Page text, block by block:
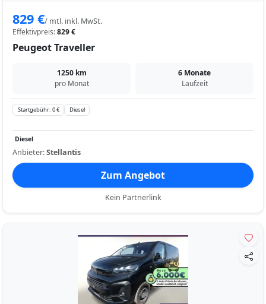
829 €/ mtl. inkl. MwSt.
Effektivpreis:829 €
Peugeot Traveller
1250 km
pro Monat
6 Monate
Laufzeit
Startgebühr: 0 € Diesel
Diesel
Anbieter:Stellantis
Zum Angebot
Kein Partnerlink